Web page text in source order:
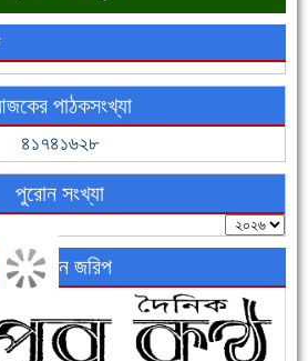
আজ নিজের পাকা ঘরে উঠছে
৪০ পিচ ইয়াবাসহ ১ জন গ্রেফতার
পাঠকসংখ্যা
৪১৭৪১৬২৮
পুরোন সংখ্যা
অনলাইন জরিপ